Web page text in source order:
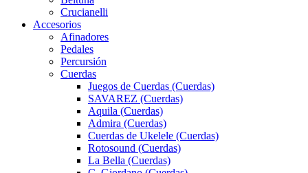
Crucianelli
Accesorios
Afinadores
Pedales
Percursión
Cuerdas
Juegos de Cuerdas (Cuerdas)
SAVAREZ (Cuerdas)
Aquila (Cuerdas)
Admira (Cuerdas)
Cuerdas de Ukelele (Cuerdas)
Rotosound (Cuerdas)
La Bella (Cuerdas)